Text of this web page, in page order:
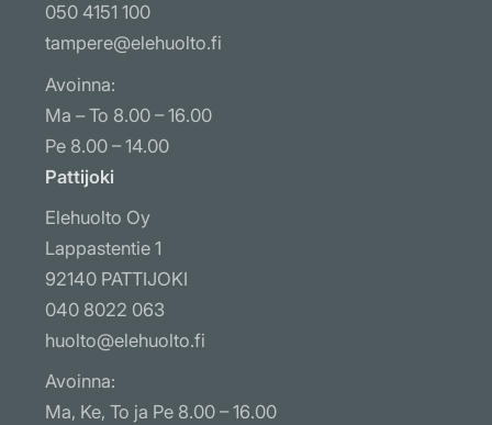
050 4151 100
tampere@elehuolto.fi
Avoinna:
Ma – To 8.00 – 16.00
Pe 8.00 – 14.00
Pattijoki
Elehuolto Oy
Lappastentie 1
92140 PATTIJOKI
040 8022 063
huolto@elehuolto.fi
Avoinna:
Ma, Ke, To ja Pe 8.00 – 16.00